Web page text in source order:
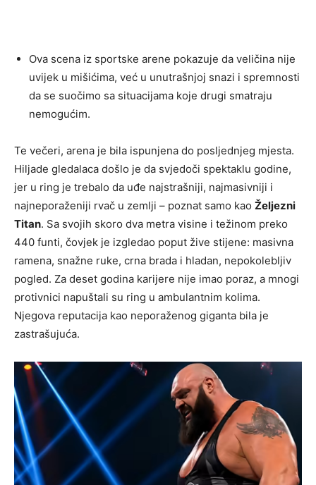
Ova scena iz sportske arene pokazuje da veličina nije
uvijek u mišićima, već u unutrašnjoj snazi i spremnosti
da se suočimo sa situacijama koje drugi smatraju
nemogućim.
Te večeri, arena je bila ispunjena do posljednjeg mjesta.
Hiljade gledalaca došlo je da svjedoči spektaklu godine,
jer u ring je trebalo da uđe najstrašniji, najmasivniji i
najneporaženiji rvač u zemlji – poznat samo kao Željezni
Titan. Sa svojih skoro dva metra visine i težinom preko
440 funti, čovjek je izgledao poput žive stijene: masivna
ramena, snažne ruke, crna brada i hladan, nepokolebljiv
pogled. Za deset godina karijere nije imao poraz, a mnogi
protivnici napuštali su ring u ambulantnim kolima.
Njegova reputacija kao neporaženog giganta bila je
zastrašujuća.